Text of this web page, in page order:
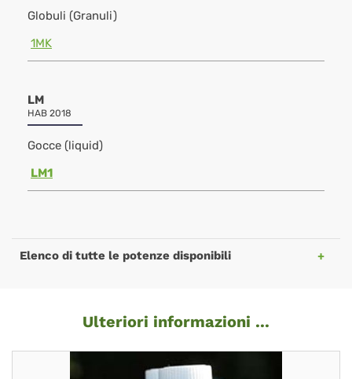
Globuli (Granuli)
1MK
LM
HAB 2018
Gocce (liquid)
LM1
Elenco di tutte le potenze disponibili
Ulteriori informazioni ...